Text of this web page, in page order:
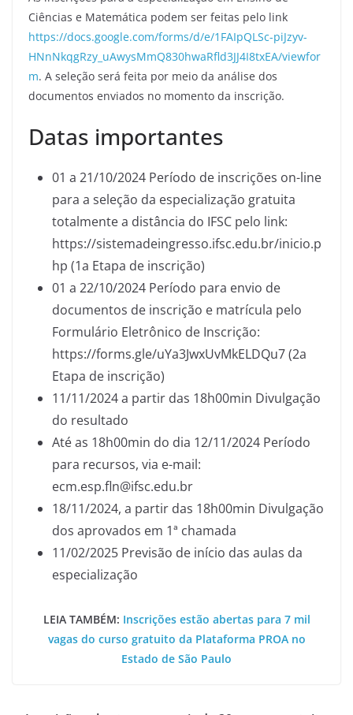
Ciências e Matemática podem ser feitas pelo link
https://docs.google.com/forms/d/e/1FAIpQLSc-piJzyv-
HNnNkqgRzy_uAwysMmQ830hwaRfld3JJ4I8txEA/viewfor
m. A seleção será feita por meio da análise dos
documentos enviados no momento da inscrição.
Datas importantes
01 a 21/10/2024 Período de inscrições on-line
para a seleção da especialização gratuita
totalmente a distância do IFSC pelo link:
https://sistemadeingresso.ifsc.edu.br/inicio.p
hp (1a Etapa de inscrição)
01 a 22/10/2024 Período para envio de
documentos de inscrição e matrícula pelo
Formulário Eletrônico de Inscrição:
https://forms.gle/uYa3JwxUvMkELDQu7 (2a
Etapa de inscrição)
11/11/2024 a partir das 18h00min Divulgação
do resultado
Até as 18h00min do dia 12/11/2024 Período
para recursos, via e-mail:
ecm.esp.fln@ifsc.edu.br
18/11/2024, a partir das 18h00min Divulgação
dos aprovados em 1ª chamada
11/02/2025 Previsão de início das aulas da
especialização
LEIA TAMBÉM: Inscrições estão abertas para 7 mil
vagas do curso gratuito da Plataforma PROA no
Estado de São Paulo